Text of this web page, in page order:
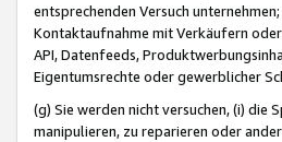
entsprechenden Versuch
Kontaktaufnahme mit Verkäufern
API, Datenfeeds,
Eigentumsrechte oder gewerblicher
(g) Sie werden nicht versuchen, (i)
manipulieren, zu reparieren oder